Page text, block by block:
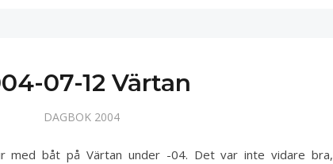
07-12 Värtan
DAGBOK 2004
med båt på Värtan under -04. Det var inte vidare bra,